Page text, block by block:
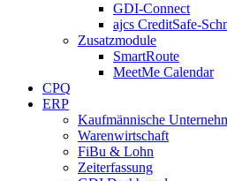
GDI-Connect
ajcs CreditSafe-
Zusatzmodule
SmartRoute
MeetMe Calendar
CPQ
ERP
Kaufmännische
Warenwirtschaft
FiBu & Lohn
Zeiterfassung